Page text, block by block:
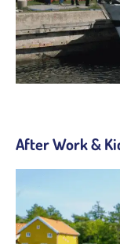
After Work &